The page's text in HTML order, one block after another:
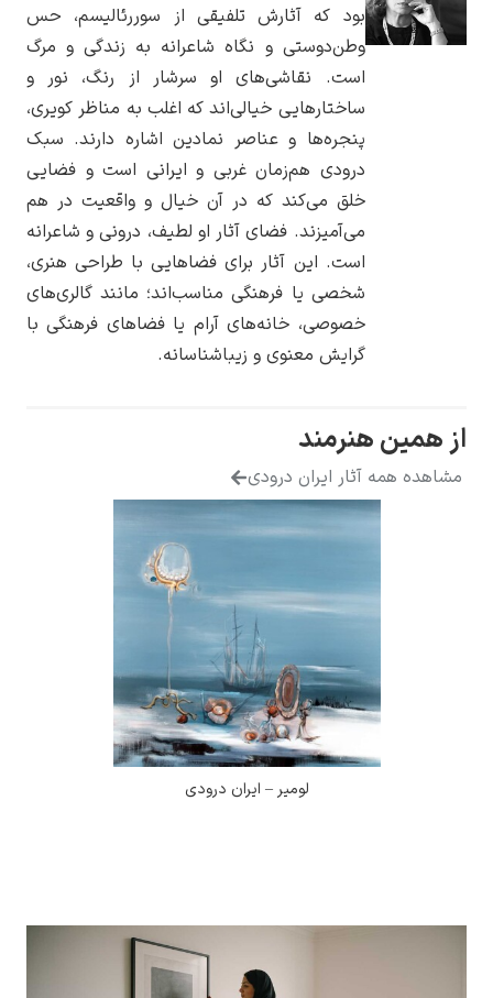
بود که آثارش تلفیقی از سوررئالیسم، حس
وطن‌دوستی و نگاه شاعرانه به زندگی و مرگ
است. نقاشی‌های او سرشار از رنگ، نور و
ساختارهایی خیالی‌اند که اغلب به مناظر کویری،
پنجره‌ها و عناصر نمادین اشاره دارند. سبک
درودی هم‌زمان غربی و ایرانی است و فضایی
خلق می‌کند که در آن خیال و واقعیت در هم
می‌آمیزند. فضای آثار او لطیف، درونی و شاعرانه
است. این آثار برای فضاهایی با طراحی هنری،
شخصی یا فرهنگی مناسب‌اند؛ مانند گالری‌های
خصوصی، خانه‌های آرام یا فضاهای فرهنگی با
گرایش معنوی و زیباشناسانه.
ایران درودی